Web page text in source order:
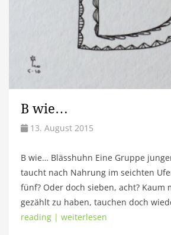
B wie…
13. August 2015
B wie… Blässhuhn Eine Gruppe
taucht nach Nahrung im seichten
fünf? Oder doch sieben, acht? Kaum
gezählt zu haben, tauchen doch
reading | weiterlesen